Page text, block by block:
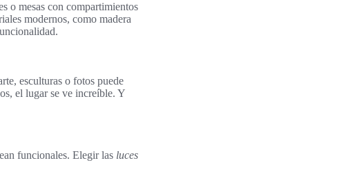
o mesas con compartimientos
modernos, como madera
esculturas o fotos puede
el lugar se ve increíble. Y
funcionales. Elegir las luces